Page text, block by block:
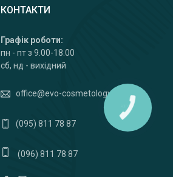
КОНТАКТИ
Графік роботи:
пн - пт з 9.00-18.00
сб, нд - вихідний
office@evo-cosmetology.com
(095) 811 78 87
(096) 811 78 87